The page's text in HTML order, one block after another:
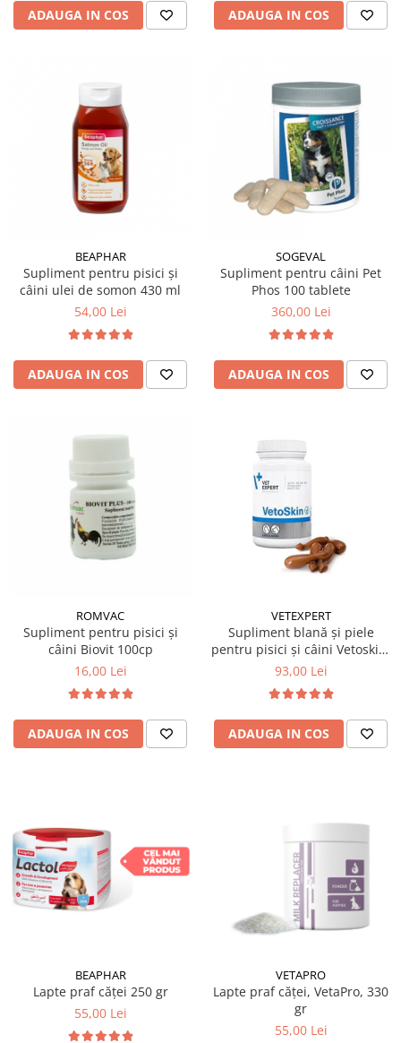
ADAUGA IN COS ADAUGA IN COS
BEAPHAR
Supliment pentru pisici și
câini ulei de somon 430 ml
54,00 Lei
ADAUGA IN COS
SOGEVAL
Supliment pentru câini Pet
Phos 100 tablete
360,00 Lei
ADAUGA IN COS
ROMVAC
Supliment pentru pisici și
câini Biovit 100cp
16,00 Lei
ADAUGA IN COS
VETEXPERT
Supliment blană și piele
pentru pisici și câini Vetoskin,
60 tablete
93,00 Lei
ADAUGA IN COS
BEAPHAR
Lapte praf căței 250 gr
55,00 Lei
VETAPRO
Lapte praf căței, VetaPro, 330
gr
55,00 Lei